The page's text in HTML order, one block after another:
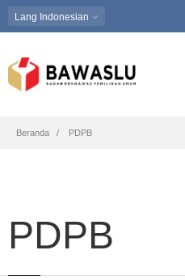
Lang Indonesian
Breadcrumb
Beranda PDPB
PDPB